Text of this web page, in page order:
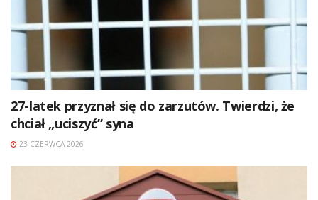
27-latek przyznał się do zarzutów. Twierdzi, że
chciał „uciszyć” syna
23 CZERWCA 2026